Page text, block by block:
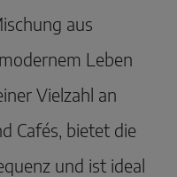
aus
Leben
Vielzahl an
Cafés, bietet die
und ist ideal